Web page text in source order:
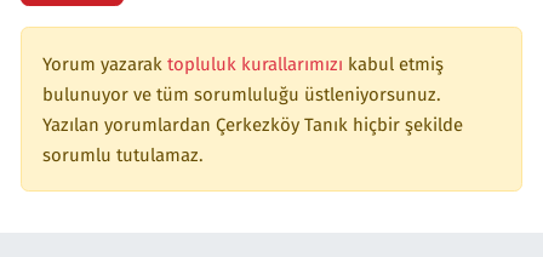
Yorum yazarak topluluk kurallarımızı kabul etmiş
bulunuyor ve tüm sorumluluğu üstleniyorsunuz.
Yazılan yorumlardan Çerkezköy Tanık hiçbir şekilde
sorumlu tutulamaz.